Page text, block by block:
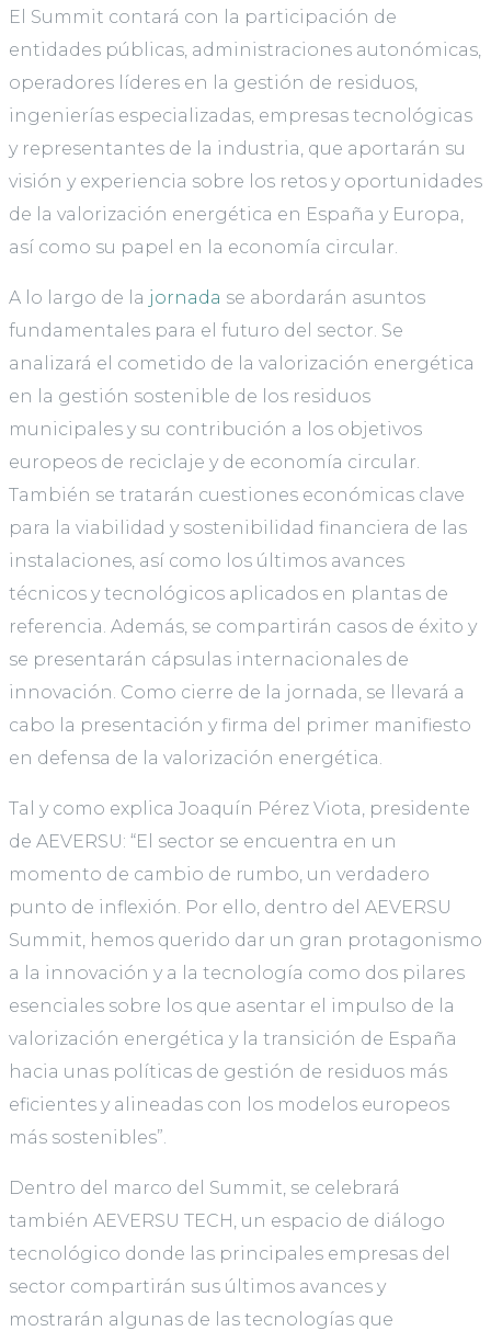
El Summit contará con la participación de
entidades públicas, administraciones autonómicas,
operadores líderes en la gestión de residuos,
ingenierías especializadas, empresas tecnológicas
y representantes de la industria, que aportarán su
visión y experiencia sobre los retos y oportunidades
de la valorización energética en España y Europa,
así como su papel en la economía circular.
A lo largo de la jornada se abordarán asuntos
fundamentales para el futuro del sector. Se
analizará el cometido de la valorización energética
en la gestión sostenible de los residuos
municipales y su contribución a los objetivos
europeos de reciclaje y de economía circular.
También se tratarán cuestiones económicas clave
para la viabilidad y sostenibilidad financiera de las
instalaciones, así como los últimos avances
técnicos y tecnológicos aplicados en plantas de
referencia. Además, se compartirán casos de éxito y
se presentarán cápsulas internacionales de
innovación. Como cierre de la jornada, se llevará a
cabo la presentación y firma del primer manifiesto
en defensa de la valorización energética.
Tal y como explica Joaquín Pérez Viota, presidente
de AEVERSU: “El sector se encuentra en un
momento de cambio de rumbo, un verdadero
punto de inflexión. Por ello, dentro del AEVERSU
Summit, hemos querido dar un gran protagonismo
a la innovación y a la tecnología como dos pilares
esenciales sobre los que asentar el impulso de la
valorización energética y la transición de España
hacia unas políticas de gestión de residuos más
eficientes y alineadas con los modelos europeos
más sostenibles”.
Dentro del marco del Summit, se celebrará
también AEVERSU TECH, un espacio de diálogo
tecnológico donde las principales empresas del
sector compartirán sus últimos avances y
mostrarán algunas de las tecnologías que